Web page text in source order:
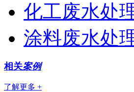
化工废水处
涂料废水处
相关案例
了解更多 +